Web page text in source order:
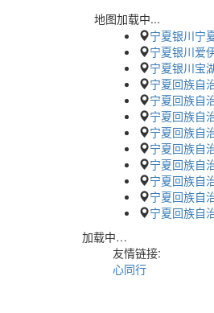
地图加载中...
宁夏银川宁
宁夏银川爱
宁夏银川宝
宁夏回族自
宁夏回族自
宁夏回族自
宁夏回族自
宁夏回族自
宁夏回族自
宁夏回族自
宁夏回族自
宁夏回族自
加载中…
友情链接:
心同行